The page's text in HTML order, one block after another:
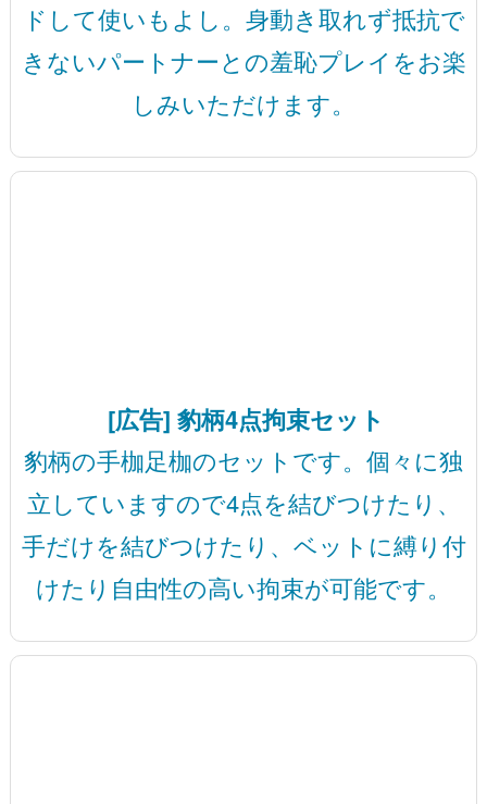
ドして使いもよし。身動き取れず抵抗で
きないパートナーとの羞恥プレイをお楽
しみいただけます。
[広告] 豹柄4点拘束セット
豹柄の手枷足枷のセットです。個々に独
立していますので4点を結びつけたり、
手だけを結びつけたり、ベットに縛り付
けたり自由性の高い拘束が可能です。